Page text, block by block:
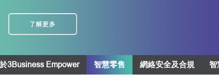
3Business Empower 智慧零售 網絡安全及合規 智